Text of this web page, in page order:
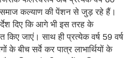
कल्याण की पेंशन से जुड़ रहे हैं।
दिए कि आगे भी इस तरह के
जाएं। साथ ही प्रत्येक वर्ष 59 वर्ष
के बीच सर्वे कर पात्र लाभार्थियों के